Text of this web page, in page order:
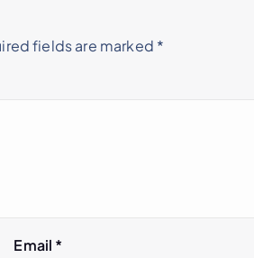
fields are marked *
Email *